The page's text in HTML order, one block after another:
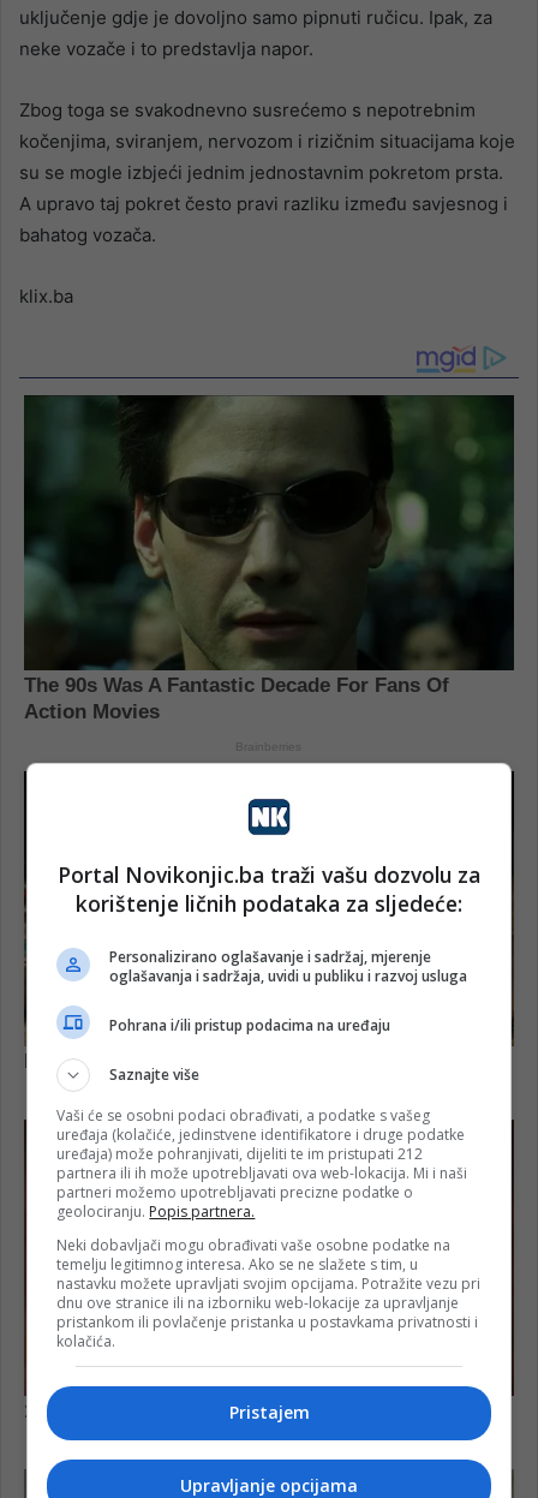
uključenje gdje je dovoljno samo pipnuti ručicu. Ipak, za
neke vozače i to predstavlja napor.
Zbog toga se svakodnevno susrećemo s nepotrebnim
kočenjima, sviranjem, nervozom i rizičnim situacijama koje
su se mogle izbjeći jednim jednostavnim pokretom prsta.
A upravo taj pokret često pravi razliku između savjesnog i
bahatog vozača.
klix.ba
Portal Novikonjic.ba traži vašu dozvolu za
korištenje ličnih podataka za sljedeće:
Personalizirano oglašavanje i sadržaj, mjerenje
oglašavanja i sadržaja, uvidi u publiku i razvoj usluga
Pohrana i/ili pristup podacima na uređaju
Saznajte više
Vaši će se osobni podaci obrađivati, a podatke s vašeg
uređaja (kolačiće, jedinstvene identifikatore i druge podatke
uređaja) može pohranjivati, dijeliti te im pristupati 212
partnera ili ih može upotrebljavati ova web-lokacija. Mi i naši
partneri možemo upotrebljavati precizne podatke o
geolociranju. Popis partnera.
Neki dobavljači mogu obrađivati vaše osobne podatke na
temelju legitimnog interesa. Ako se ne slažete s tim, u
nastavku možete upravljati svojim opcijama. Potražite vezu pri
dnu ove stranice ili na izborniku web-lokacije za upravljanje
pristankom ili povlačenje pristanka u postavkama privatnosti i
kolačića.
Pristajem
Upravljanje opcijama